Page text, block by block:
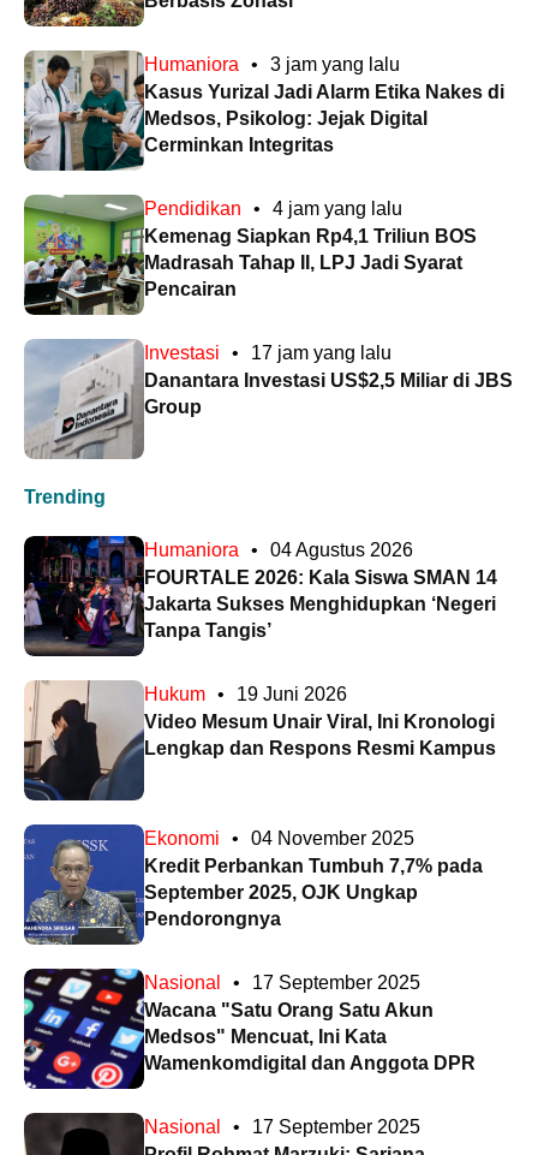
Humaniora •
3 jam yang lalu
Kasus Yurizal Jadi Alarm Etika Nakes di
Medsos, Psikolog: Jejak Digital
Cerminkan Integritas
Pendidikan •
4 jam yang lalu
Kemenag Siapkan Rp4,1 Triliun BOS
Madrasah Tahap II, LPJ Jadi Syarat
Pencairan
Investasi •
17 jam yang lalu
Danantara Investasi US$2,5 Miliar di JBS
Group
Trending
Humaniora •
04 Agustus 2026
FOURTALE 2026: Kala Siswa SMAN 14
Jakarta Sukses Menghidupkan ‘Negeri
Tanpa Tangis’
Hukum •
19 Juni 2026
Video Mesum Unair Viral, Ini Kronologi
Lengkap dan Respons Resmi Kampus
Ekonomi •
04 November 2025
Kredit Perbankan Tumbuh 7,7% pada
September 2025, OJK Ungkap
Pendorongnya
Nasional •
17 September 2025
Wacana "Satu Orang Satu Akun
Medsos" Mencuat, Ini Kata
Wamenkomdigital dan Anggota DPR
Nasional •
17 September 2025